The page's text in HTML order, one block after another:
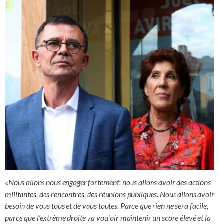
«Nous allons nous engager fortement, nous allons avoir des actions
militantes, des rencontres, des réunions publiques. Nous allons avoir
besoin de vous tous et de vous toutes. Parce que rien ne sera facile,
parce que l’extrême droite va vouloir maintenir un score élevé et la